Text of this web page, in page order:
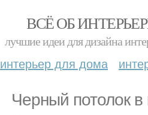
ВСЁ ОБ
лучшие идеи для дизайна
интерьер для дома
Черный потолок в